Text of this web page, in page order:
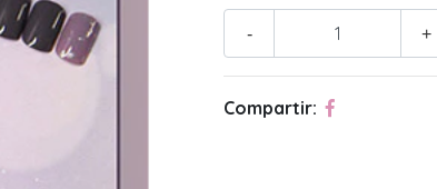
+
-
Compartir: